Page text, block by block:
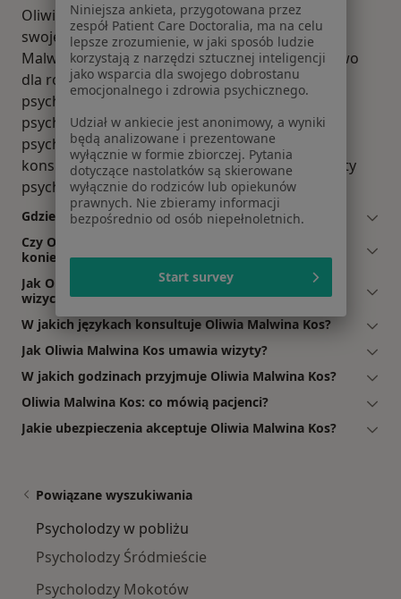
Oliwia Malwina Kos to psycholog. Na podstawie
swojego doświadczenia i wykształcenia Oliwia
Malwina Kos oferuje usługi takie jak: poradnictwo
dla rodziców, relaksacja, konsultacja online,
psychoedukacja, testy osobowości, konsultacja
psychologiczna (pierwsza wizyta), Konsultacja
psychologiczna, poradnictwo psychologiczne,
konsultacja psychologiczna (kolejna wizyta), testy
psychologiczne.
Gdzie Oliwia Malwina Kos ma swój gabinet?
Czy Oliwia Malwina Kos przyjmuje online, bez
konieczności pojawiania się w placówce?
Jak Oliwia Malwina Kos akceptuje płatności po
wizycie?
W jakich językach konsultuje Oliwia Malwina Kos?
Jak Oliwia Malwina Kos umawia wizyty?
W jakich godzinach przyjmuje Oliwia Malwina Kos?
Oliwia Malwina Kos: co mówią pacjenci?
Jakie ubezpieczenia akceptuje Oliwia Malwina Kos?
Powiązane wyszukiwania
Psycholodzy w pobliżu
Psycholodzy Śródmieście
Psycholodzy Mokotów
Niniejsza ankieta, przygotowana przez
zespół Patient Care Doctoralia, ma na celu
lepsze zrozumienie, w jaki sposób ludzie
korzystają z narzędzi sztucznej inteligencji
jako wsparcia dla swojego dobrostanu
emocjonalnego i zdrowia psychicznego.
Udział w ankiecie jest anonimowy, a wyniki
będą analizowane i prezentowane
wyłącznie w formie zbiorczej. Pytania
dotyczące nastolatków są skierowane
wyłącznie do rodziców lub opiekunów
prawnych. Nie zbieramy informacji
bezpośrednio od osób niepełnoletnich.
Start survey